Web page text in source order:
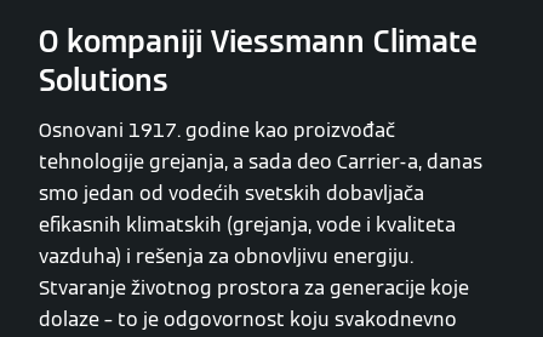
O kompaniji Viessmann Climate
Solutions
Osnovani 1917. godine kao proizvođač
tehnologije grejanja, a sada deo Carrier-a, danas
smo jedan od vodećih svetskih dobavljača
efikasnih klimatskih (grejanja, vode i kvaliteta
vazduha) i rešenja za obnovljivu energiju.
Stvaranje životnog prostora za generacije koje
dolaze – to je odgovornost koju svakodnevno